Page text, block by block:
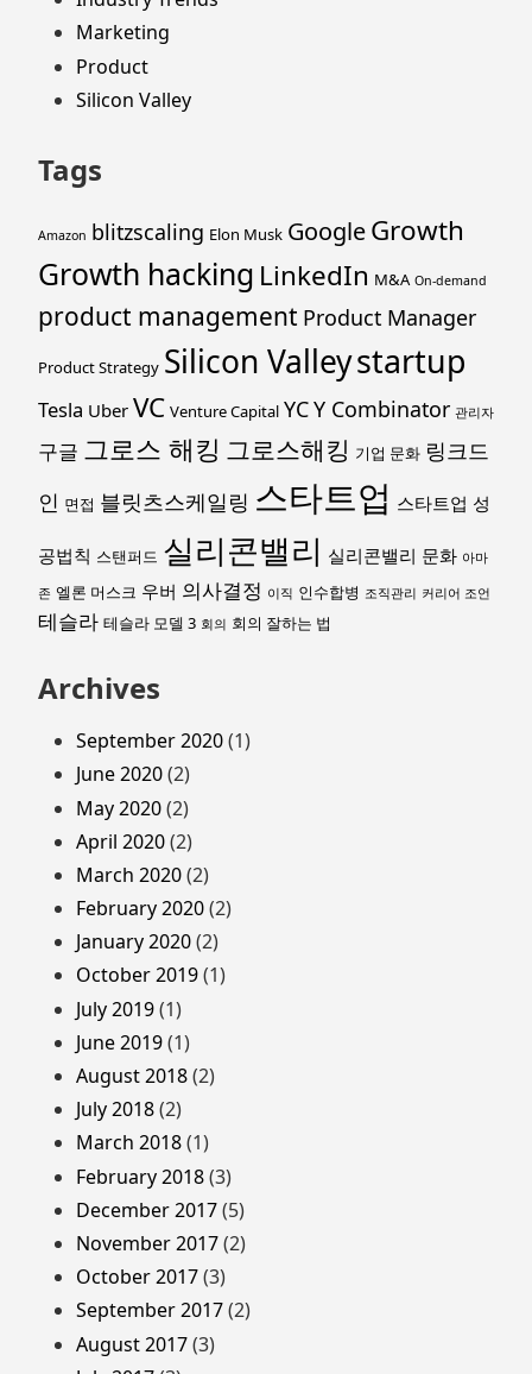
Marketing
Product
Silicon Valley
Tags
Amazon blitzscaling Elon Musk GoogleGrowth
Growth hacking LinkedIn M&A On-demand
product management Product Manager
Product Strategy Silicon Valleystartup
Tesla Uber VC Venture Capital YCY Combinator 관리자
구글 그로스 해킹 그로스해킹 기업 문화 링크드
인 면접 블릿츠스케일링 스타트업 스타트업 성
공법칙 스탠퍼드 실리콘밸리 실리콘밸리 문화 아마
존 엘론 머스크 우버 의사결정 이직 인수합병 조직관리 커리어 조언
테슬라 테슬라 모델 3 회의 회의 잘하는 법
Archives
September 2020(1)
June 2020(2)
May 2020(2)
April 2020(2)
March 2020(2)
February 2020(2)
January 2020(2)
October 2019(1)
July 2019(1)
June 2019(1)
August 2018(2)
July 2018(2)
March 2018(1)
February 2018(3)
December 2017(5)
November 2017(2)
October 2017(3)
September 2017(2)
August 2017(3)